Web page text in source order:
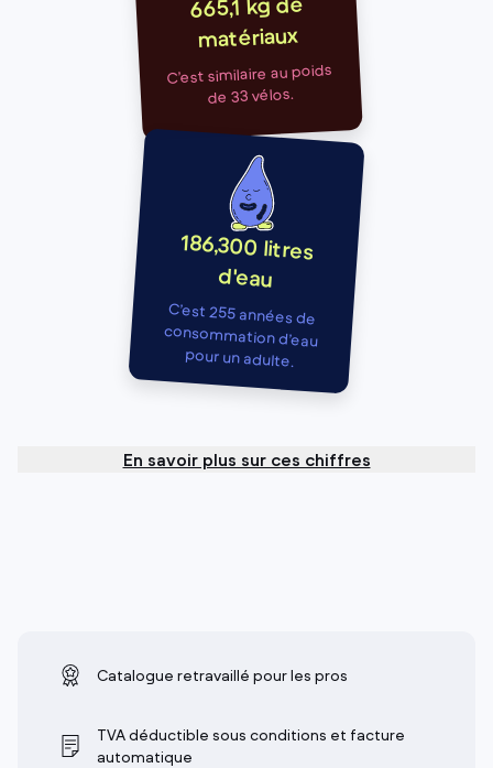
665,1 kg de
matériaux
C’est similaire au poids
de 33 vélos.
186,300 litres
d'eau
C’est 255 années de
consommation d’eau
pour un adulte.
En savoir plus sur ces chiffres
Catalogue retravaillé pour les pros
TVA déductible sous conditions et facture
automatique